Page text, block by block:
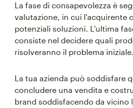
La fase di consapevolezza è
valutazione, in cui l'acquirente
potenziali soluzioni. L'ultima
consiste nel decidere quali
risolveranno il problema iniziale.
La tua azienda può soddisfare
concludere una vendita e
brand soddisfacendo da vicino